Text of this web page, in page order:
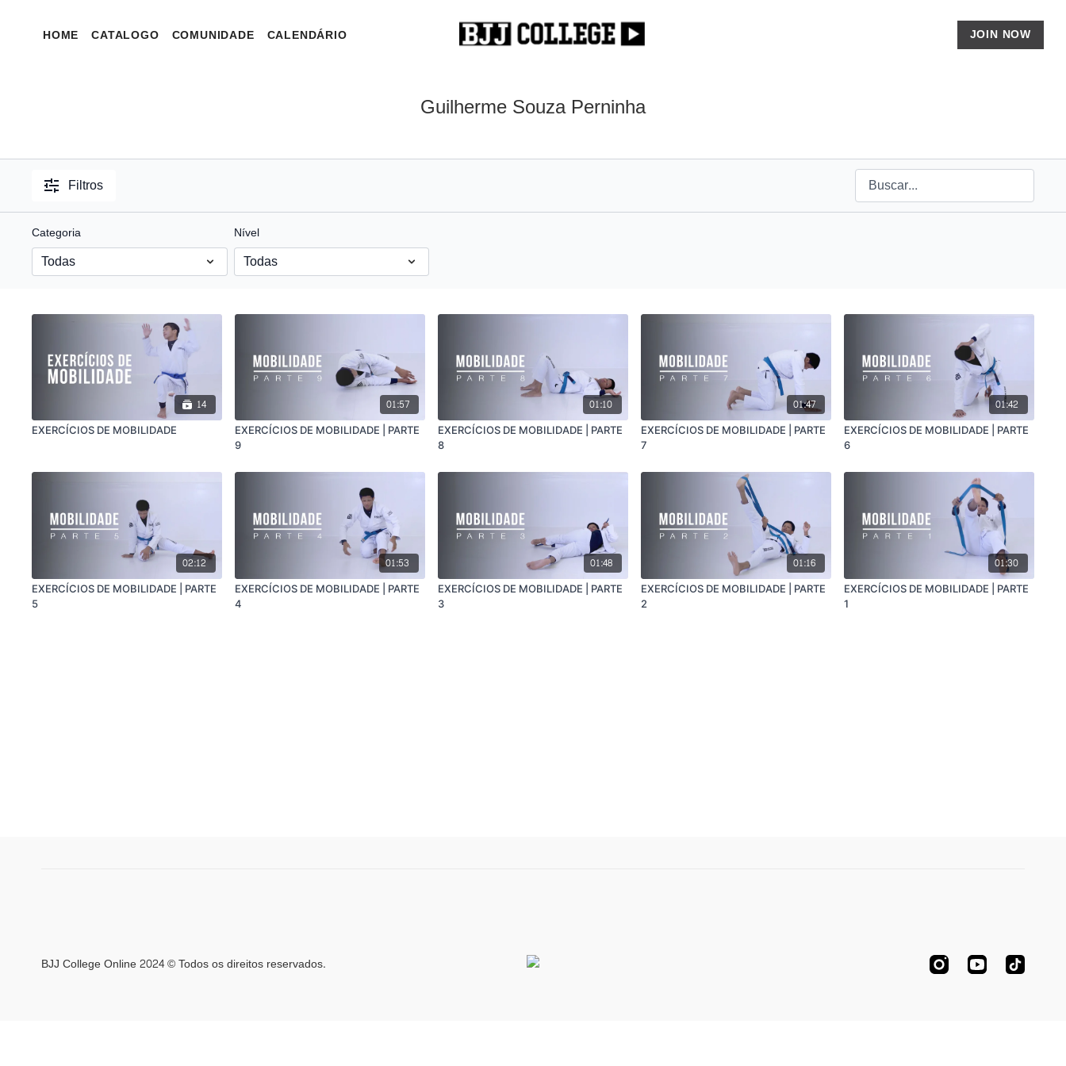
HOME CATALOGO COMUNIDADE CALENDÁRIO JOIN NOW
Guilherme Souza Perninha
Filtros
Categoria Nível
14
EXERCÍCIOS DE MOBILIDADE
01:57
EXERCÍCIOS DE MOBILIDADE | PARTE
9
01:10
EXERCÍCIOS DE MOBILIDADE | PARTE
8
01:47
EXERCÍCIOS DE MOBILIDADE | PARTE
7
01:42
EXERCÍCIOS DE MOBILIDADE | PARTE
6
02:12
EXERCÍCIOS DE MOBILIDADE | PARTE
5
01:53
EXERCÍCIOS DE MOBILIDADE | PARTE
4
01:48
EXERCÍCIOS DE MOBILIDADE | PARTE
3
01:16
EXERCÍCIOS DE MOBILIDADE | PARTE
2
01:30
EXERCÍCIOS DE MOBILIDADE | PARTE
1
BJJ College Online 2024 © Todos os direitos reservados.